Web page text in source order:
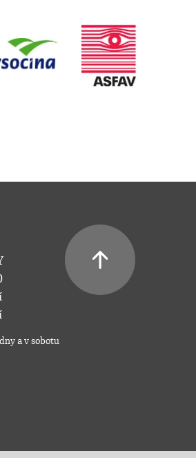
a v sobotu